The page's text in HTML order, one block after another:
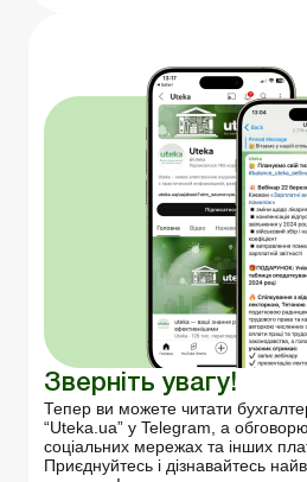
Зверніть увагу!
Тепер ви можете читати
“Uteka.ua” у Telegram, а
соціальних мережах та інших
Приєднуйтесь і дізнавайтесь